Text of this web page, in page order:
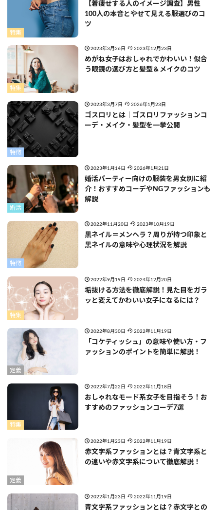
特集
【着痩せする人のイメージ調査】男性
100人の本音とやせて見える服選びのコ
ツ
特集
2023年3月26日 2023年12月23日
めがね女子はおしゃれでかわいい！似合
う眼鏡の選び方と髪型＆メイクのコツ
特徴
2023年3月7日 2026年1月23日
ゴスロリとは｜ゴスロリファッションコ
ーデ・メイク・髪型を一挙公開
婚活
2023年1月14日 2026年1月21日
婚活パーティー向けの服装を男女別に紹
介！おすすめコーデやNGファッションも
解説
特徴
2022年11月20日 2023年10月19日
黒ネイル＝メンヘラ？周りが持つ印象と
黒ネイルの意味や心理状況を解説
特集
2022年9月19日 2024年12月20日
垢抜ける方法を徹底解説！見た目をガラ
ッと変えてかわいい女子になるには？
定義
2022年8月30日 2022年11月19日
「コケティッシュ」の意味や使い方・フ
ァッションのポイントを簡単に解説！
特集
2022年7月22日 2022年11月18日
おしゃれなモード系女子を目指そう！お
すすめのファッションコーデ7選
定義
2022年1月23日 2022年11月19日
赤文字系ファッションとは？青文字系と
の違いや赤文字系について徹底解説！
2022年1月23日 2022年11月19日
青文字系ファッションとは？赤文字との